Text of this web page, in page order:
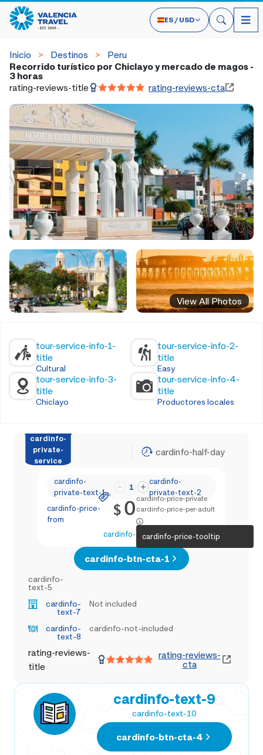
ES / USD
Inicio Destinos
Peru
Recorrido turístico por Chiclayo y mercado de magos -
3 horas
rating-reviews-title
rating-reviews-cta
View All Photos
tour-service-info-1-
title
Cultural
tour-service-info-2-
title
Easy
tour-service-info-3-
title
Chiclayo
tour-service-info-4-
title
Productores locales
cardinfo-
private-
service
cardinfo-half-day
cardinfo-
private-text-1
1
cardinfo-
private-text-2
cardinfo-price-
from
$0 cardinfo-price-private
cardinfo-price-per-adult
cardinfo-price-tooltip
cardinfo-text-4
cardinfo-btn-cta-1
cardinfo-
text-5
cardinfo-
text-7
Not included
cardinfo-
text-8
cardinfo-not-included
rating-reviews-
title
rating-reviews-
cta
cardinfo-text-9
cardinfo-text-10
cardinfo-btn-cta-4